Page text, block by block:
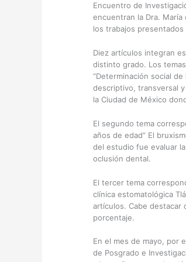
Encuentro de
encuentran la Dra. María
los trabajos
Diez artículos integran
distinto grado. Los
“Determinación social
descriptivo, transversal
la Ciudad de México
El segundo tema
años de edad” El
del estudio fue evaluar
oclusión dental.
El tercer tema
clínica estomatológica
artículos. Cabe destacar
porcentaje.
En el mes de mayo, por
de Posgrado e